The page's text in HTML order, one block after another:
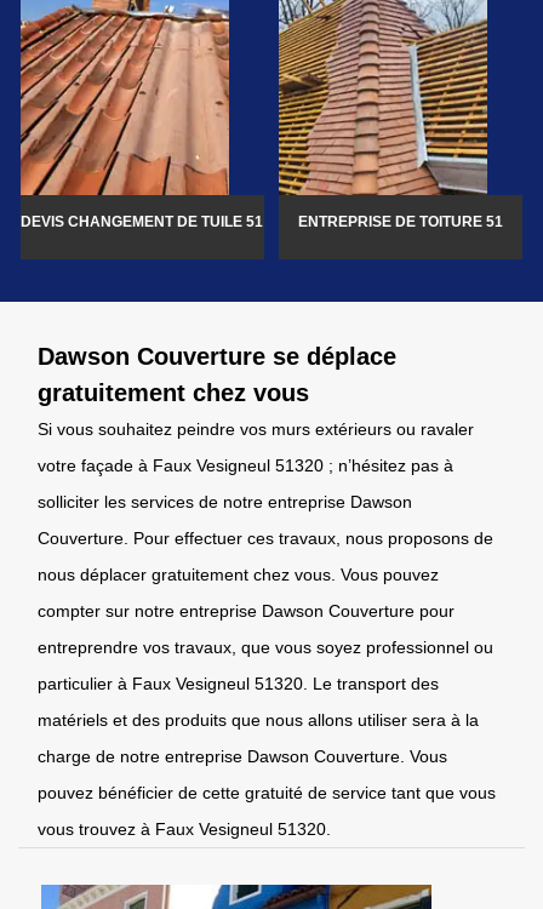
DEVIS CHANGEMENT DE TUILE 51 ENTREPRISE DE TOITURE 51
Dawson Couverture se déplace
gratuitement chez vous
Si vous souhaitez peindre vos murs extérieurs ou ravaler
votre façade à Faux Vesigneul 51320 ; n’hésitez pas à
solliciter les services de notre entreprise Dawson
Couverture. Pour effectuer ces travaux, nous proposons de
nous déplacer gratuitement chez vous. Vous pouvez
compter sur notre entreprise Dawson Couverture pour
entreprendre vos travaux, que vous soyez professionnel ou
particulier à Faux Vesigneul 51320. Le transport des
matériels et des produits que nous allons utiliser sera à la
charge de notre entreprise Dawson Couverture. Vous
pouvez bénéficier de cette gratuité de service tant que vous
vous trouvez à Faux Vesigneul 51320.